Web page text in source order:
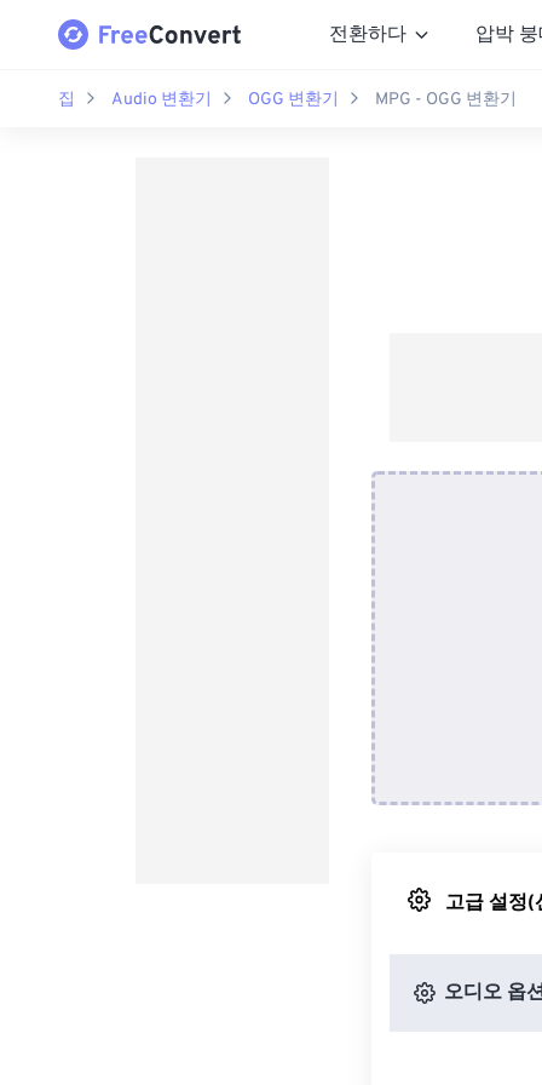
전환하다 압박
집 Audio 변환기 OGG 변환기 MPG - OGG 변환기
고급 설정(
오디오 옵